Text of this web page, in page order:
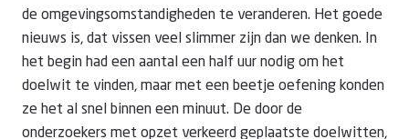
de omgevingsomstandigheden te veranderen. Het goede
nieuws is, dat vissen veel slimmer zijn dan we denken. In
het begin had een aantal een half uur nodig om het
doelwit te vinden, maar met een beetje oefening konden
ze het al snel binnen een minuut. De door de
onderzoekers met opzet verkeerd geplaatste doelwitten,